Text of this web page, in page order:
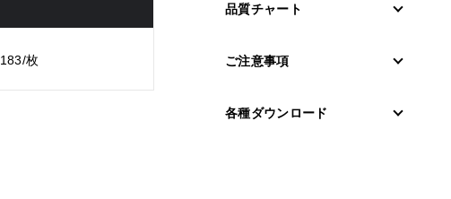
品質チャート
ご注意事項
各種ダウンロード
枚